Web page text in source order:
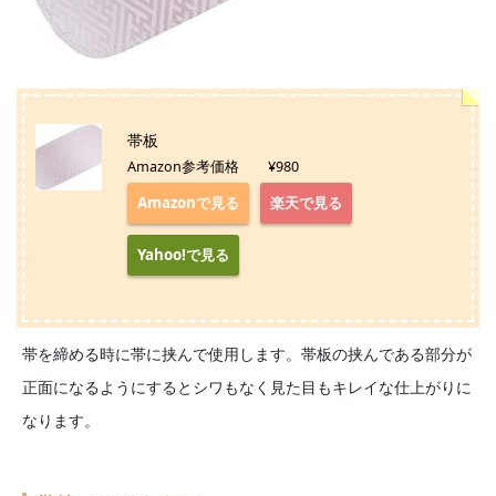
帯板
Amazon参考価格 ¥980
Amazonで見る 楽天で見る
Yahoo!で見る
帯を締める時に帯に挟んで使用します。帯板の挟んである部分が
正面になるようにするとシワもなく見た目もキレイな仕上がりに
なります。